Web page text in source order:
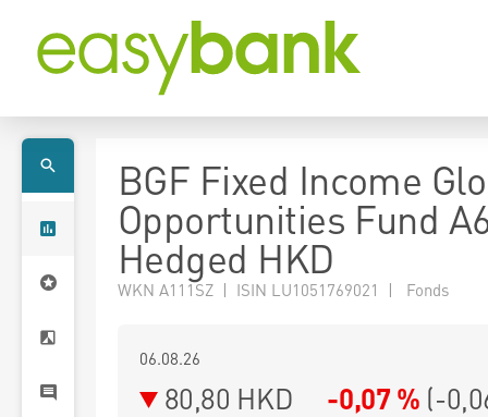
BGF Fixed Income
Opportunities Fund
Hedged HKD
WKN A111SZ | ISIN LU1051769021 | Fonds
06.08.26
80,80 HKD -0,07 % (-